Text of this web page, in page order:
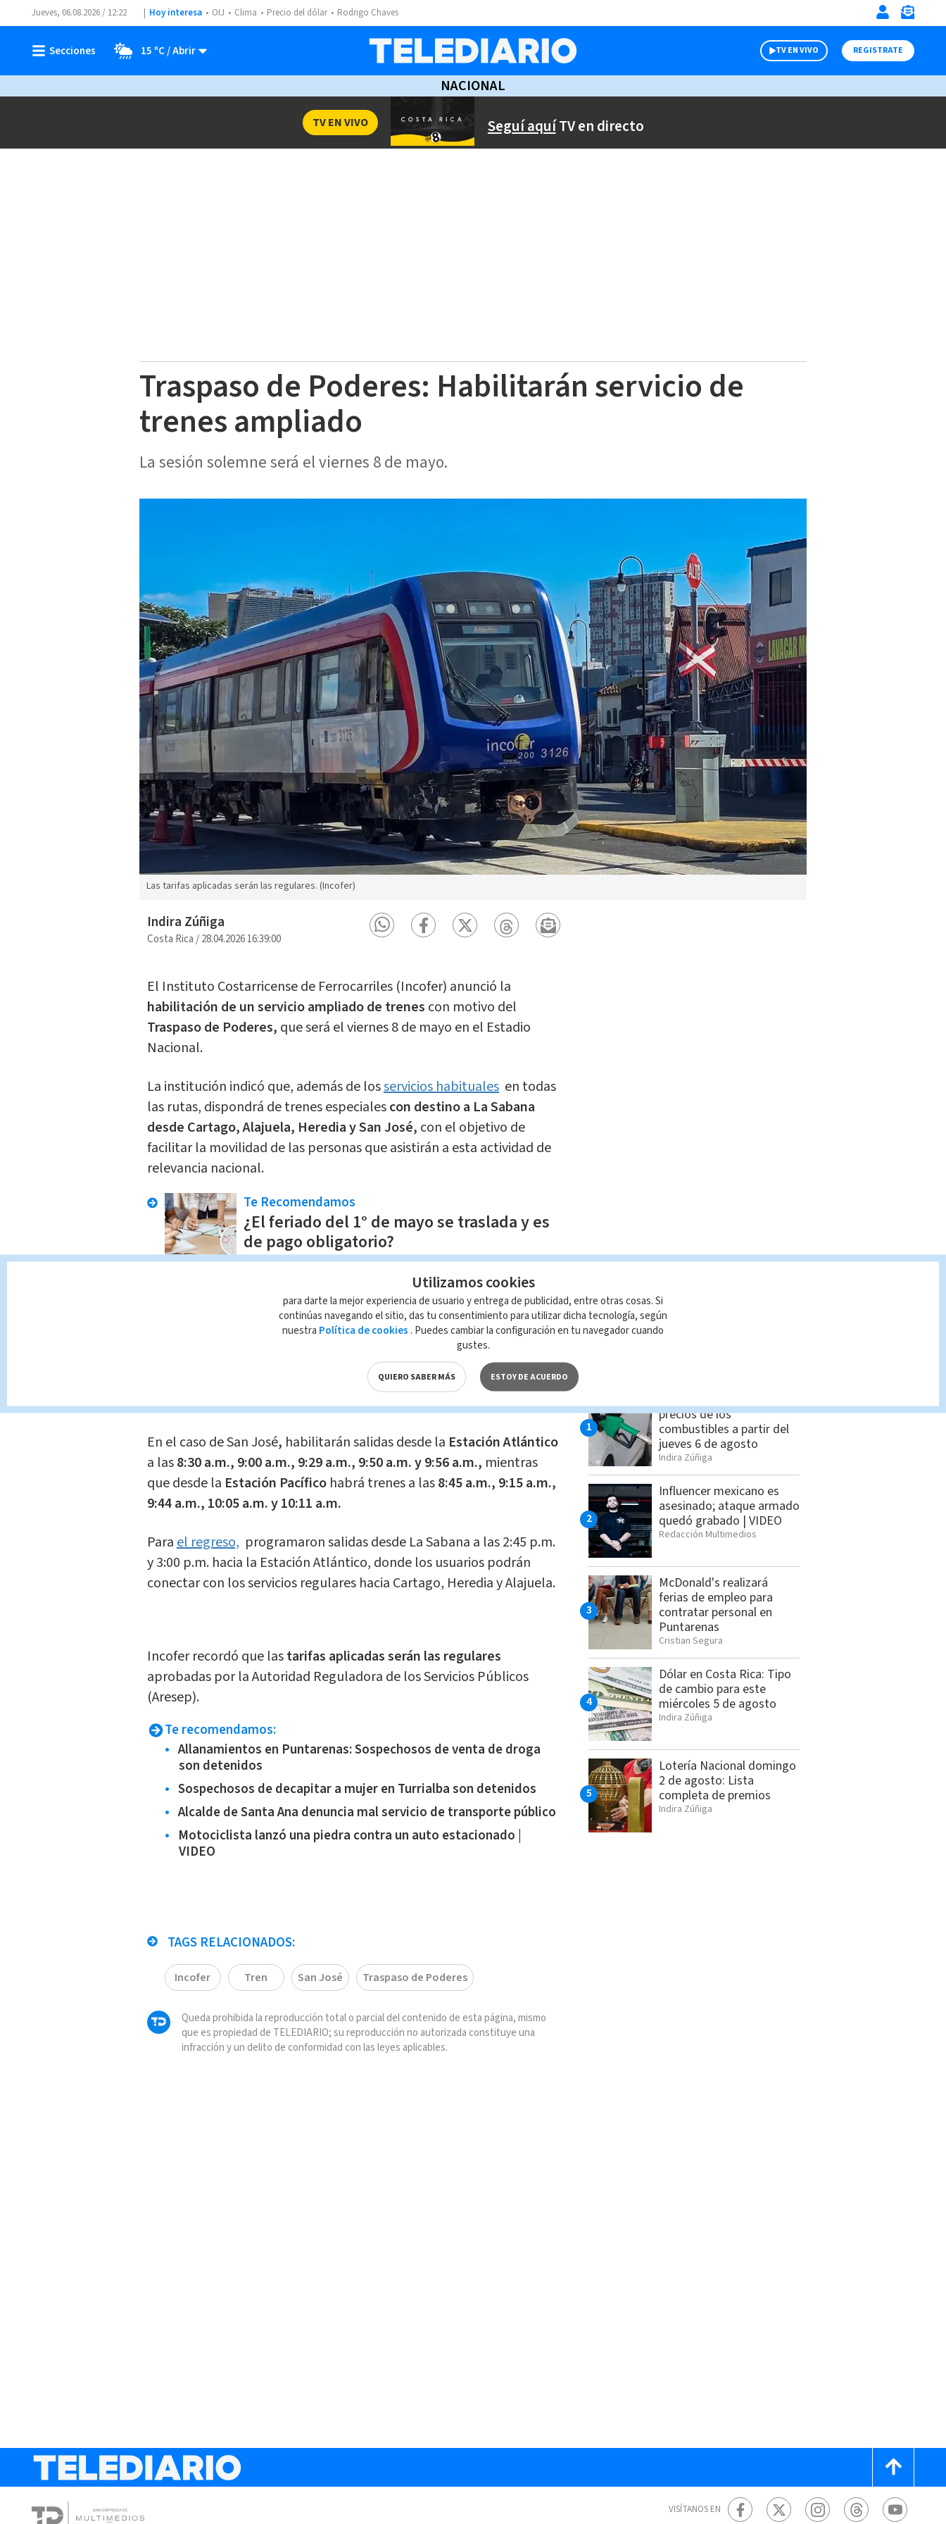
Jueves, 06.08.2026 / 12:22 Hoy interesa OIJ Clima Precio del dólar Rodrigo Chaves
15 ºC TV EN VIVO REGISTRATE
NACIONAL
Seguí aquíTV en directo
TV EN VIVO
Traspaso de Poderes: Habilitarán servicio de
trenes ampliado
La sesión solemne será el viernes 8 de mayo.
Las tarifas aplicadas serán las regulares. (Incofer)
Indira Zúñiga
Costa Rica/28.04.2026 16:39:00
El Instituto Costarricense de Ferrocarriles (Incofer) anunció la
habilitación de un servicio ampliado de trenes con motivo del
Traspaso de Poderes, que será el viernes 8 de mayo en el Estadio
Nacional.
La institución indicó que, además de losservicios habituales en todas
las rutas, dispondrá de trenes especialescon destino a La Sabana
desde Cartago, Alajuela, Heredia y San José, con el objetivo de
facilitar la movilidad de las personas que asistirán a esta actividad de
relevancia nacional.
Te Recomendamos
¿El feriado del 1° de mayo se traslada y es
de pago obligatorio?
Nacional Indira Zúñiga
¿Cuál será el horario ampliado por el Traspaso
7:40 a.m., 8:11 a.m. y 9:01 a.m.;
y desdeHerediaa las8:54 a.m. y 9:31
a.m.
En el caso de San José, habilitarán salidas desde la Estación Atlántico
a las8:30 a.m., 9:00 a.m., 9:29 a.m., 9:50 a.m. y 9:56 a.m., mientras
que desde la Estación Pacíficohabrá trenes a las8:45 a.m., 9:15 a.m.,
9:44 a.m., 10:05 a.m. y 10:11 a.m.
Parael regreso, programaron salidas desde La Sabana a las 2:45 p.m.
y 3:00 p.m. hacia la Estación Atlántico, donde los usuarios podrán
conectar con los servicios regulares hacia Cartago, Heredia y Alajuela.
Incofer recordó que lastarifas aplicadas serán las regulares
aprobadas por la Autoridad Reguladora de los Servicios Públicos
(Aresep).
Te recomendamos:
Allanamientos en Puntarenas: Sospechosos de venta de droga
son detenidos
Sospechosos de decapitar a mujer en Turrialba son detenidos
Alcalde de Santa Ana denuncia mal servicio de transporte público
Motociclista lanzó una piedra contra un auto estacionado |
VIDEO
TAGS RELACIONADOS:
Incofer Tren San José Traspaso de Poderes
Queda prohibida la reproducción total o parcial del contenido de esta página, mismo
que es propiedad de TELEDIARIO; su reproducción no autorizada constituye una
infracción y un delito de conformidad con las leyes aplicables.
precios de los
combustibles a partir del
jueves 6 de agosto
Indira Zúñiga
Influencer mexicano es
asesinado; ataque armado
quedó grabado | VIDEO
Redacción Multimedios
McDonald's realizará
ferias de empleo para
contratar personal en
Puntarenas
Cristian Segura
Dólar en Costa Rica: Tipo
de cambio para este
miércoles 5 de agosto
Indira Zúñiga
Lotería Nacional domingo
2 de agosto: Lista
completa de premios
Indira Zúñiga
VISÍTANOS EN
Utilizamos cookies
para darte la mejor experiencia de usuario y entrega de publicidad, entre otras cosas. Si
continúas navegando el sitio, das tu consentimiento para utilizar dicha tecnología, según
nuestra Política de cookies . Puedes cambiar la configuración en tu navegador cuando
gustes.
QUIERO SABER MÁS ESTOY DE ACUERDO